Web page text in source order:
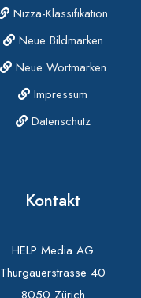
Nizza-Klassifikation
Neue Bildmarken
Neue Wortmarken
Impressum
Datenschutz
Kontakt
HELP Media AG
Thurgauerstrasse 40